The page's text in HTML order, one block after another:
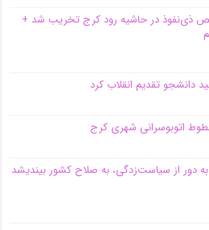
ذی‌نفوذ در حاشیه‌ رود کرج تخریب شد +
دور از سیاست‌زدگی، به صلاح کشور بیندیشد